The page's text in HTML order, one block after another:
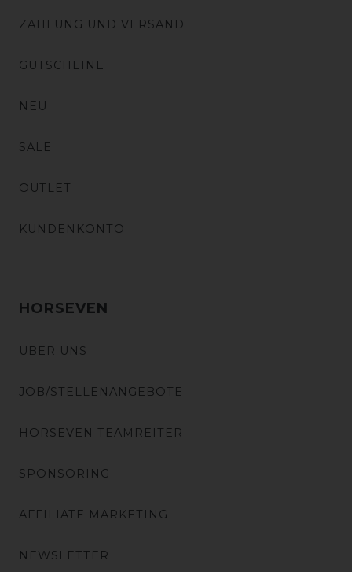
ZAHLUNG UND VERSAND
GUTSCHEINE
NEU
SALE
OUTLET
KUNDENKONTO
HORSEVEN
ÜBER UNS
JOB/STELLENANGEBOTE
HORSEVEN TEAMREITER
SPONSORING
AFFILIATE MARKETING
NEWSLETTER